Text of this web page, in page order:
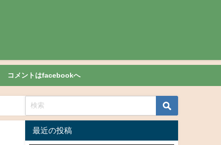
コメントはfacebookへ
最近の投稿